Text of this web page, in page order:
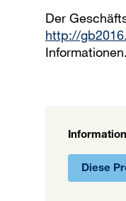
Der
http://
Informationen.
Diese